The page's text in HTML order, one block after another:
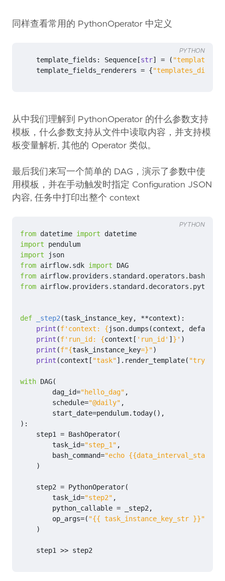
同样查看常用的 PythonOperator 中定义
template_fields : Sequence [str] = (
template_fields_renderers = {"templates_dict"
PYTHON
从中我们理解到 PythonOperator 的什么参数支持
模板，什么参数支持从文件中读取内容，并支持模
板变量解析, 其他的 Operator 类似。
最后我们来写一个简单的 DAG，演示了参数中使
用模板，并在手动触发时指定 Configuration JSON
内容, 任务中打印出整个 context
from datetime import
datetime
import
pendulum
import
json
from airflow.sdk import
DAG
from airflow.providers.standard.operators.bash
from airflow.providers.standard.decorators.python
def _step2(task_instance_key, **context):
print (f'context: {json. dumps (context , default
print (f'run_id: {context [ 'run_id' ] } ' )
print (f"{task_instance_key=}")
print (context [ "task"] . render_template(
with DAG(
dag_id="hello_dag" ,
schedule="@daily" ,
start_date=pendulum.today(),
):
step1 = BashOperator(
task_id="step_1" ,
bash_command="echo {{data_interval_start |
)
step2 = PythonOperator(
task_id="step2" ,
python_callable = _step2,
op_args=( "{{ task_instance_key_str }}"
)
step1 >> step2
PYTHON